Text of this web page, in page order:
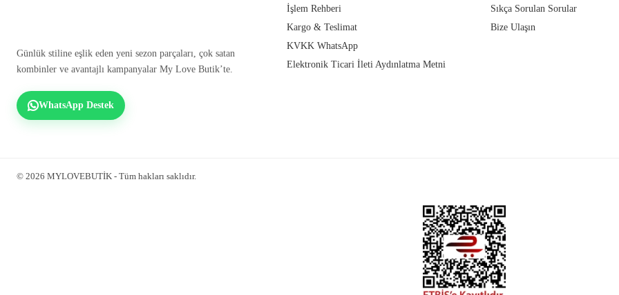
Günlük stiline eşlik eden yeni sezon parçaları, çok satan
kombinler ve avantajlı kampanyalar My Love Butik’te.
WhatsApp Destek
İşlem Rehberi
Kargo & Teslimat
KVKK WhatsApp
Elektronik Ticari İleti Aydınlatma Metni
Sıkça Sorulan Sorular
Bize Ulaşın
© 2026 MYLOVEBUTİK - Tüm hakları saklıdır.